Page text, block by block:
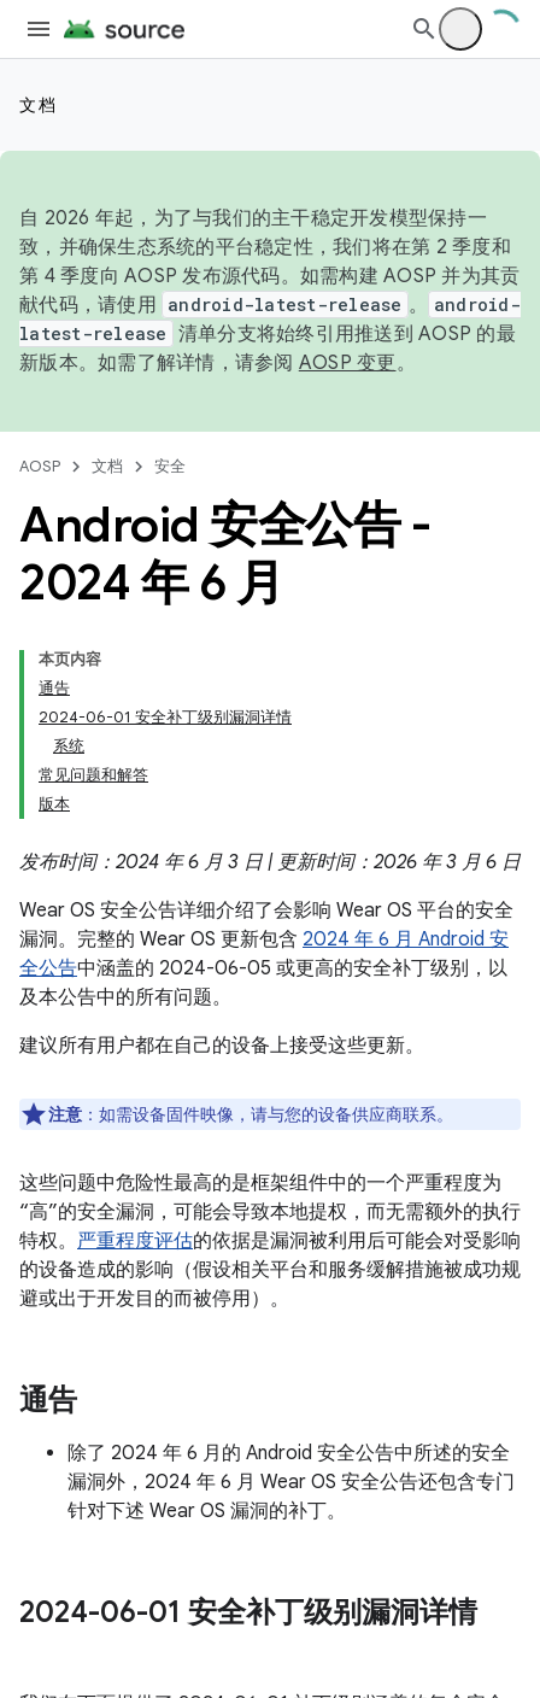
文档
自 2026 年起，为了与我们的主干稳定开发模型保持一
致，并确保生态系统的平台稳定性，我们将在第 2 季度和
第 4 季度向 AOSP 发布源代码。如需构建 AOSP 并为其贡
献代码，请使用 android-latest-release 。
android-
latest-release 清单分支将始终引用推送到 AOSP 的最
新版本。如需了解详情，请参阅 AOSP 变更。
AOSP 文档 安全
Android 安全公告 -
2024 年 6 月
本页内容
通告
2024-06-01 安全补丁级别漏洞详情
系统
常见问题和解答
版本
发布时间：2024 年 6 月 3 日 | 更新时间：2026 年 3 月 6 日
Wear OS 安全公告详细介绍了会影响 Wear OS 平台的安全
漏洞。完整的 Wear OS 更新包含 2024 年 6 月 Android 安
全公告中涵盖的 2024-06-05 或更高的安全补丁级别，以
及本公告中的所有问题。
建议所有用户都在自己的设备上接受这些更新。
注意 ：如需设备固件映像，请与您的设备供应商联系。
这些问题中危险性最高的是框架组件中的一个严重程度为
“高”的安全漏洞，可能会导致本地提权，而无需额外的执行
特权。 严重程度评估的依据是漏洞被利用后可能会对受影响
的设备造成的影响（假设相关平台和服务缓解措施被成功规
避或出于开发目的而被停用）。
通告
除了 2024 年 6 月的 Android 安全公告中所述的安全
漏洞外，2024 年 6 月 Wear OS 安全公告还包含专门
针对下述 Wear OS 漏洞的补丁。
2024-06-01 安全补丁级别漏洞详情